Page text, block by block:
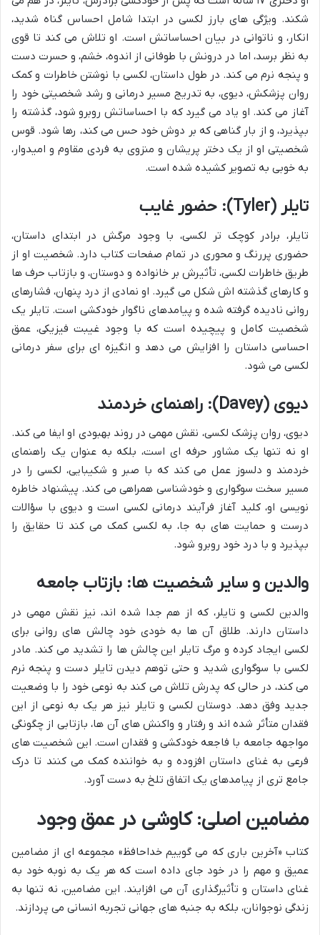
شکند. ویژگی های بارز لکسی در ابتدا شامل احساس گناه شدید،
انکار، و ناتوانی در بیان احساساتش است. او تلاش می کند تا قوی
به نظر برسد، اما در درونش با طوفانی از اندوه، خشم، و حسرت دست
و پنجه نرم می کند. در طول داستان، لکسی با نوشتن خاطرات و کمک
روان پزشکش، دیوی، به تدریج مسیر درمانی و رشد شخصیتی خود را
آغاز می کند. او یاد می گیرد که با احساساتش روبرو شود، گذشته را
بپذیرد، و از بار گناهی که بر دوش خود حس می کند، رها شود. قوس
شخصیتی او از یک دختر پریشان و منزوی به فردی مقاوم و امیدوار،
به خوبی به تصویر کشیده شده است.
تایلر (Tyler): حضور غایب
تایلر، برادر کوچک تر لکسی، با وجود مرگش در ابتدای داستان،
حضوری پررنگ و محوری در تمام صفحات کتاب دارد. شخصیت او از
طریق خاطرات لکسی، تأثیرش بر خانواده و دوستان، و بازتاب حرف ها
و کارهای گذشته اش شکل می گیرد. او نمادی از درد پنهان، فشارهای
روانی نادیده گرفته شده و پیامدهای ناگوار خودکشی است. تایلر یک
شخصیت کامل و پیچیده است که با وجود غیبت فیزیکی، عمق
احساسی داستان را افزایش می دهد و انگیزه ای برای سفر درمانی
لکسی می شود.
دیوی (Davey): راهنمای خردمند
دیوی، روان پزشک لکسی، نقش مهمی در روند بهبودی او ایفا می کند.
او نه تنها یک مشاور حرفه ای است، بلکه به عنوان یک راهنمای
خردمند و دلسوز عمل می کند که با صبر و شکیبایی، لکسی را در
مسیر سخت سوگواری و خودشناسی همراهی می کند. پیشنهاد خاطره
نویسی او، کلید آغاز فرآیند درمانی لکسی است و دیوی با سؤالات
درست و حمایت های به جا، به لکسی کمک می کند تا حقایق را
بپذیرد و با درد خود روبرو شود.
والدین و سایر شخصیت ها: بازتاب جامعه
والدین لکسی و تایلر، که از هم جدا شده اند، نیز نقش مهمی در
داستان دارند. طلاق آن ها به خودی خود چالش های روانی برای
لکسی ایجاد کرده و مرگ تایلر این چالش ها را تشدید می کند. مادر
لکسی با سوگواری شدید و حتی توهم دیدن تایلر دست و پنجه نرم
می کند، در حالی که پدرش تلاش می کند به نوعی خود را با وضعیت
جدید وفق دهد. دوستان لکسی و تایلر نیز هر یک به نوعی از این
فقدان متأثر شده اند و رفتار و واکنش های آن ها، بازتابی از چگونگی
مواجهه جامعه با فاجعه خودکشی و فقدان است. این شخصیت های
فرعی به غنای داستان افزوده و به خواننده کمک می کنند تا درک
جامع تری از پیامدهای یک اتفاق تلخ به دست آورد.
مضامین اصلی: کاوشی در عمق وجود
کتاب «آخرین باری که می گوییم خداحافظ» مجموعه ای از مضامین
عمیق و مهم را در خود جای داده است که هر یک به نوبه خود به
غنای داستان و تأثیرگذاری آن می افزایند. این مضامین، نه تنها به
زندگی نوجوانان، بلکه به جنبه های جهانی تجربه انسانی می پردازند.